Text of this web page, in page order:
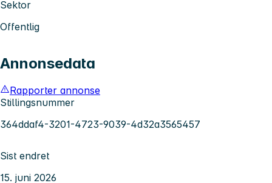
Sektor
Offentlig
Annonsedata
Rapporter annonse
Stillingsnummer
364ddaf4-3201-4723-9039-4d32a3565457
Sist endret
15. juni 2026